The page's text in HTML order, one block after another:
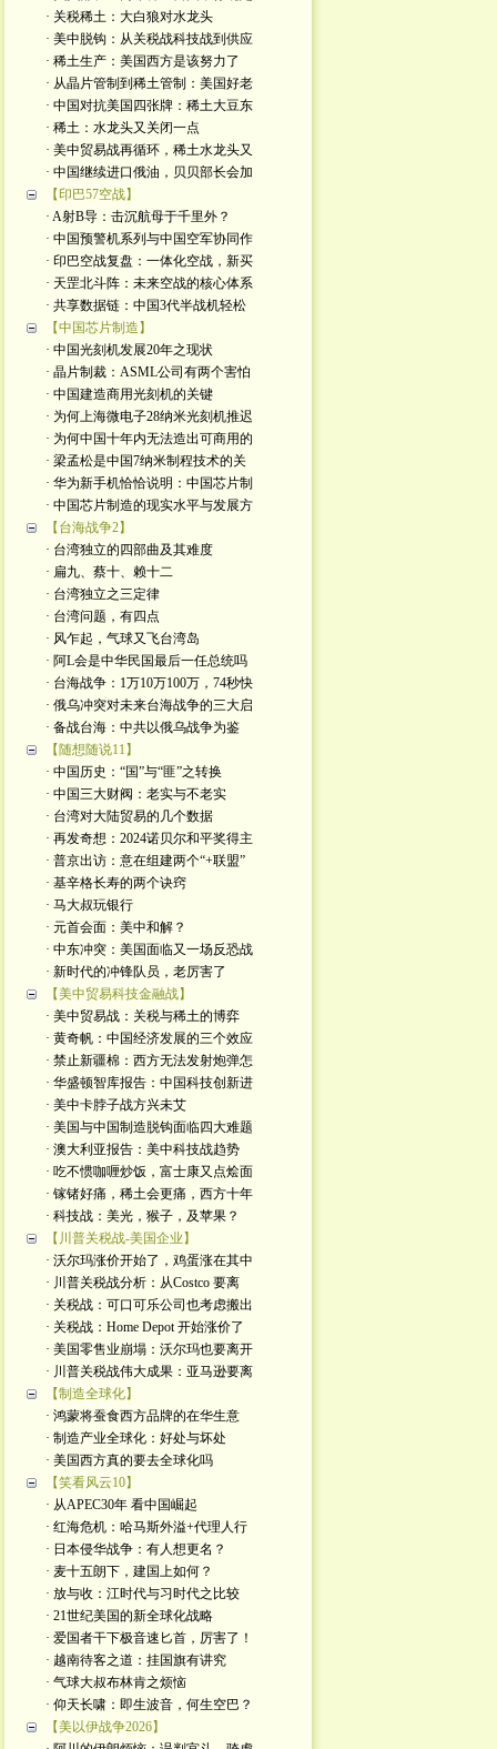
· 关税稀土：大白狼对水龙头
· 美中脱钩：从关税战科技战到供应
· 稀土生产：美国西方是该努力了
· 从晶片管制到稀土管制：美国好老
· 中国对抗美国四张牌：稀土大豆东
· 稀土：水龙头又关闭一点
· 美中贸易战再循环，稀土水龙头又
· 中国继续进口俄油，贝贝部长会加
【印巴57空战】
· A射B导：击沉航母于千里外？
· 中国预警机系列与中国空军协同作
· 印巴空战复盘：一体化空战，新买
· 天罡北斗阵：未来空战的核心体系
· 共享数据链：中国3代半战机轻松
【中国芯片制造】
· 中国光刻机发展20年之现状
· 晶片制裁：ASML公司有两个害怕
· 中国建造商用光刻机的关键
· 为何上海微电子28纳米光刻机推迟
· 为何中国十年内无法造出可商用的
· 梁孟松是中国7纳米制程技术的关
· 华为新手机恰恰说明：中国芯片制
· 中国芯片制造的现实水平与发展方
【台海战争2】
· 台湾独立的四部曲及其难度
· 扁九、蔡十、赖十二
· 台湾独立之三定律
· 台湾问题，有四点
· 风乍起，气球又飞台湾岛
· 阿L会是中华民国最后一任总统吗
· 台海战争：1万10万100万，74秒快
· 俄乌冲突对未来台海战争的三大启
· 备战台海：中共以俄乌战争为鉴
【随想随说11】
· 中国历史：“国”与“匪”之转换
· 中国三大财阀：老实与不老实
· 台湾对大陆贸易的几个数据
· 再发奇想：2024诺贝尔和平奖得主
· 普京出访：意在组建两个“+联盟”
· 基辛格长寿的两个诀窍
· 马大叔玩银行
· 元首会面：美中和解？
· 中东冲突：美国面临又一场反恐战
· 新时代的冲锋队员，老厉害了
【美中贸易科技金融战】
· 美中贸易战：关税与稀土的博弈
· 黄奇帆：中国经济发展的三个效应
· 禁止新疆棉：西方无法发射炮弹怎
· 华盛顿智库报告：中国科技创新进
· 美中卡脖子战方兴未艾
· 美国与中国制造脱钩面临四大难题
· 澳大利亚报告：美中科技战趋势
· 吃不惯咖喱炒饭，富士康又点烩面
· 镓锗好痛，稀土会更痛，西方十年
· 科技战：美光，猴子，及苹果？
【川普关税战-美国企业】
· 沃尔玛涨价开始了，鸡蛋涨在其中
· 川普关税战分析：从Costco 要离
· 关税战：可口可乐公司也考虑搬出
· 关税战：Home Depot 开始涨价了
· 美国零售业崩塌：沃尔玛也要离开
· 川普关税战伟大成果：亚马逊要离
【制造全球化】
· 鸿蒙将蚕食西方品牌的在华生意
· 制造产业全球化：好处与坏处
· 美国西方真的要去全球化吗
【笑看风云10】
· 从APEC30年 看中国崛起
· 红海危机：哈马斯外溢+代理人行
· 日本侵华战争：有人想更名？
· 麦十五朗下，建国上如何？
· 放与收：江时代与习时代之比较
· 21世纪美国的新全球化战略
· 爱国者干下极音速匕首，厉害了！
· 越南待客之道：挂国旗有讲究
· 气球大叔布林肯之烦恼
· 仰天长啸：即生波音，何生空巴？
【美以伊战争2026】